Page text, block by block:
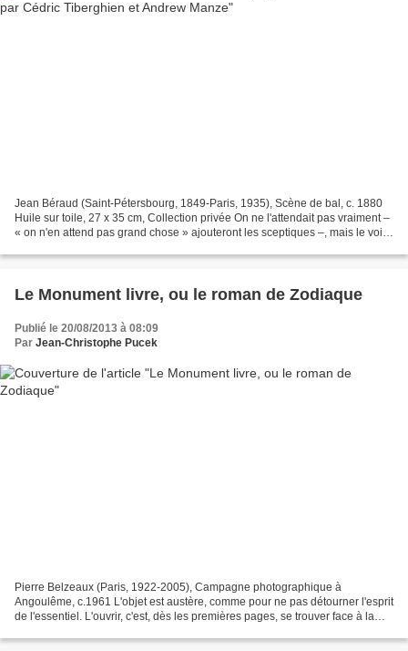
Jean Béraud (Saint-Pétersbourg, 1849-Paris, 1935), Scène de bal, c. 1880
Huile sur toile, 27 x 35 cm, Collection privée On ne l'attendait pas vraiment –
« on n'en attend pas grand chose » ajouteront les sceptiques –, mais le voici
Le Monument livre, ou le roman de Zodiaque
Publié le 20/08/2013 à 08:09
Par Jean-Christophe Pucek
Pierre Belzeaux (Paris, 1922-2005), Campagne photographique à
Angoulême, c.1961 L'objet est austère, comme pour ne pas détourner l'esprit
de l'essentiel. L'ouvrir, c'est, dès les premières pages, se trouver face à la